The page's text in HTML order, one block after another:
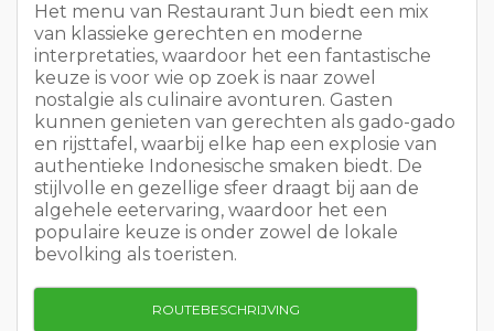
Het menu van Restaurant Jun biedt een mix
van klassieke gerechten en moderne
interpretaties, waardoor het een fantastische
keuze is voor wie op zoek is naar zowel
nostalgie als culinaire avonturen. Gasten
kunnen genieten van gerechten als gado-gado
en rijsttafel, waarbij elke hap een explosie van
authentieke Indonesische smaken biedt. De
stijlvolle en gezellige sfeer draagt bij aan de
algehele eetervaring, waardoor het een
populaire keuze is onder zowel de lokale
bevolking als toeristen.
ROUTEBESCHRIJVING